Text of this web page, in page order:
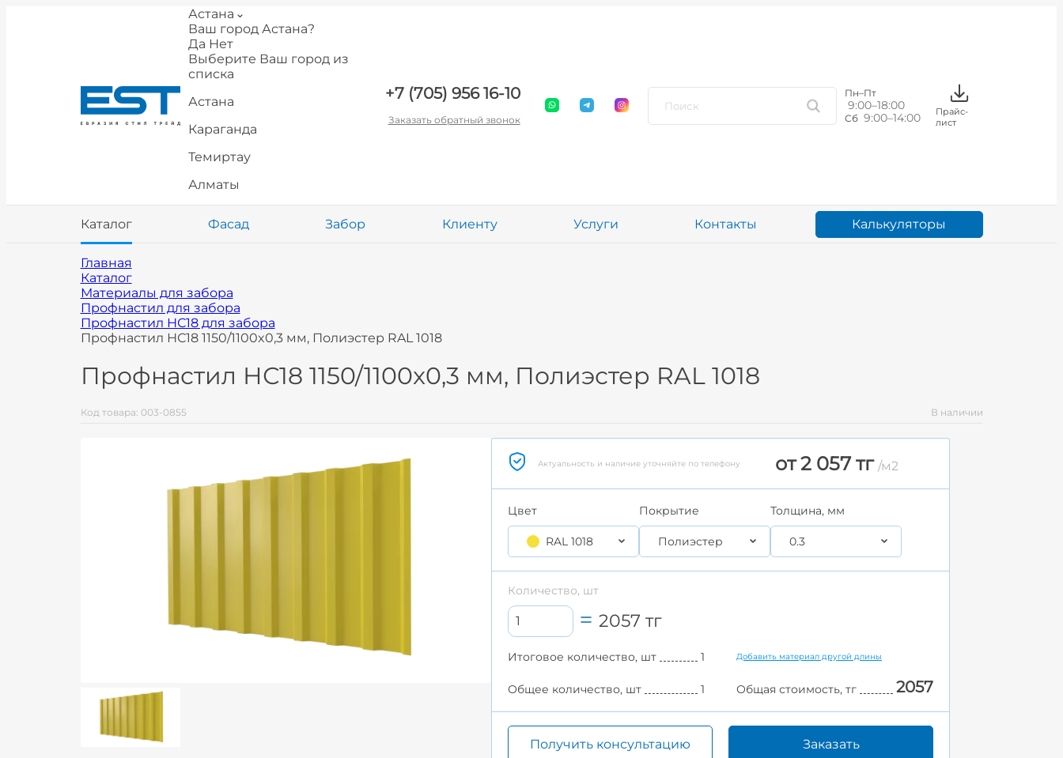
Астана
Ваш город Астана?
Да Нет
Выберите Ваш город из
списка
Астана
Караганда
Темиртау
Алматы
+7 (705) 956 16-10
Заказать обратный звонок
Пн–Пт
9:00–18:00
Сб 9:00–14:00
Прайс-
лист
Каталог Фасад Забор Клиенту Услуги Контакты Калькуляторы
Главная
Каталог
Материалы для забора
Профнастил для забора
Профнастил НС18 для забора
Профнастил НС18 1150/1100x0,3 мм, Полиэстер RAL 1018
Профнастил НС18 1150/1100x0,3 мм, Полиэстер RAL 1018
Код товара: 003-0855 В наличии
Актуальность и наличие уточняйте по телефону от 2 057 тг/м2
Цвет
RAL 1018
Покрытие
Полиэстер
Толщина, мм
0.3
Количество, шт
2057 тг
Итоговое количество, шт 1 Добавить материал другой длины
Общее количество, шт 1 Общая стоимость, тг 2057
Получить консультацию Заказать